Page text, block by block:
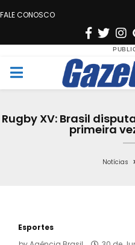
FALE CONOSCO
F
c
e
o
T
w
i
t
e
n
s
t
g
r
a
M
Rugby XV: Brasil
primeira
Notícias
Esportes